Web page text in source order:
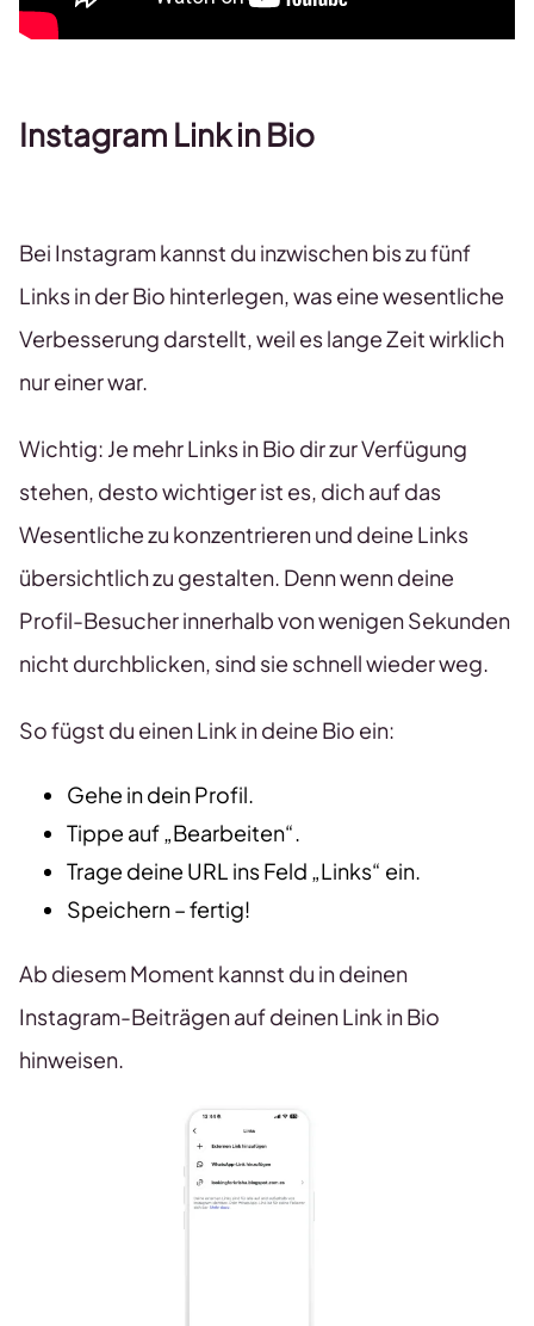
Instagram Link in Bio
Bei Instagram kannst du inzwischen bis zu fünf
Links in der Bio hinterlegen, was eine wesentliche
Verbesserung darstellt, weil es lange Zeit wirklich
nur einer war.
Wichtig: Je mehr Links in Bio dir zur Verfügung
stehen, desto wichtiger ist es, dich auf das
Wesentliche zu konzentrieren und deine Links
übersichtlich zu gestalten. Denn wenn deine
Profil-Besucher innerhalb von wenigen Sekunden
nicht durchblicken, sind sie schnell wieder weg.
So fügst du einen Link in deine Bio ein:
Gehe in dein Profil.
Tippe auf „Bearbeiten“.
Trage deine URL ins Feld „Links“ ein.
Speichern – fertig!
Ab diesem Moment kannst du in deinen
Instagram-Beiträgen auf deinen Link in Bio
hinweisen.